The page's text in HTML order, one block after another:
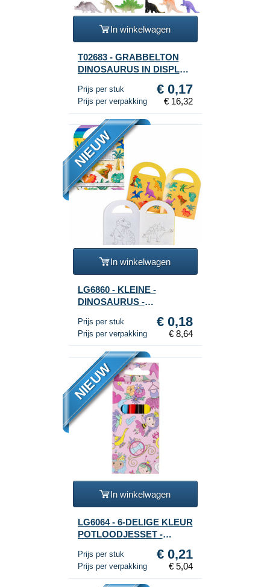
In winkelwagen
T02683 - GRABBELTON
DINOSAURUS IN DISPLAY
Prijs per stuk € 0,17
Prijs per verpakking € 16,32
NIEUW
In winkelwagen
LG6860 - KLEINE -
DINOSAURUS -
STICKERS (48st.)
Prijs per stuk € 0,18
Prijs per verpakking € 8,64
NIEUW
In winkelwagen
LG6064 - 6-DELIGE KLEUR
POTLOODJESSET -
Prijs per stuk € 0,21
Prijs per verpakking € 5,04